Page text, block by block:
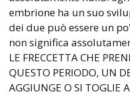
embrione ha un suo
dei due può essere un
non significa
LE FRECCETTA CHE
QUESTO PERIODO, UN
AGGIUNGE O SI TOGLIE